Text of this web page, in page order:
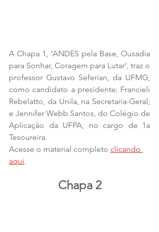
A Chapa 1, ‘ANDES pela Base, Ousadia
para Sonhar, Coragem para Lutar’, traz o
professor Gustavo Seferian, da UFMG,
como candidato a presidente; Francieli
Rebelatto, da Unila, na Secretaria-Geral;
e Jennifer Webb Santos, do Colégio de
Aplicação da UFPA, no cargo de 1a
Tesoureira.
Acesse o material completo clicando
aqui.
Chapa 2